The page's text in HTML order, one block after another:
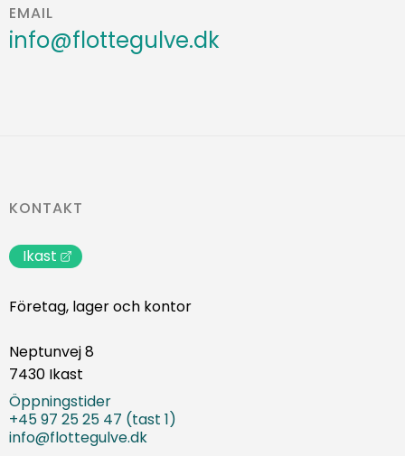
EMAIL
info@flottegulve.dk
KONTAKT
Ikast
Företag, lager och kontor
Neptunvej 8
7430 Ikast
Öppningstider
+45 97 25 25 47 (tast 1)
info@flottegulve.dk